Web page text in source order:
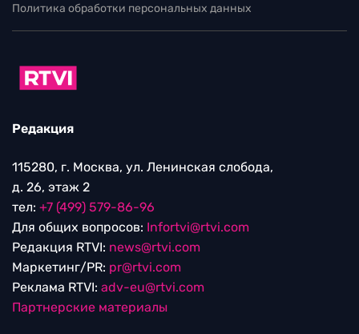
Политика обработки персональных данных
Редакция
115280, г. Москва, ул. Ленинская слобода,
д. 26, этаж 2
тел: +7 (499) 579-86-96
Для общих вопросов: Infortvi@rtvi.com
Редакция RTVI: news@rtvi.com
Маркетинг/PR: pr@rtvi.com
Реклама RTVI: adv-eu@rtvi.com
Партнерские материалы